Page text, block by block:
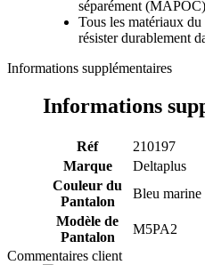
séparément (MAPOC)
Tous les matériaux
résister durablement
Informations supplémentaires
Informations
Réf
210197
Marque
Deltaplus
Couleur du
Pantalon
Bleu marine
Modèle de
Pantalon
M5PA2
Commentaires client